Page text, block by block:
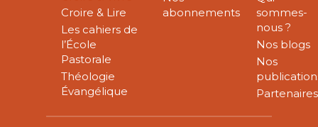
Croire & Lire
Les cahiers de
l’École
Pastorale
Théologie
Évangélique
abonnements
sommes-
nous ?
Nos blogs
Nos
Partenaires